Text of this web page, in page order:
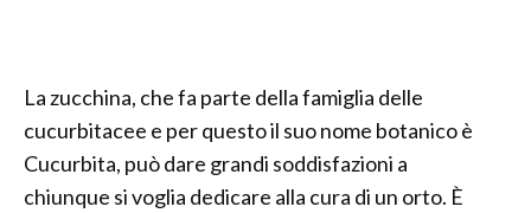
La zucchina, che fa parte della famiglia delle
cucurbitacee e per questo il suo nome botanico è
Cucurbita, può dare grandi soddisfazioni a
chiunque si voglia dedicare alla cura di un orto. È